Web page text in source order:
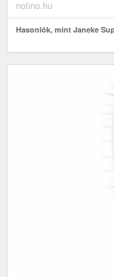
notino.hu
Hasonlók, mint Janeke